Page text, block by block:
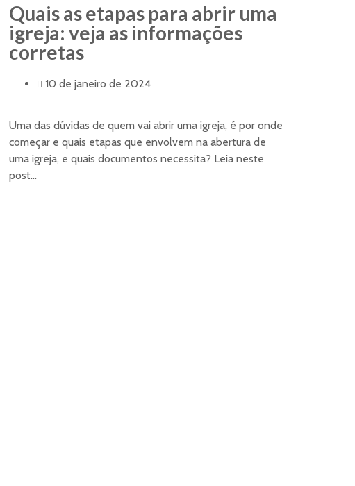
Quais as etapas para abrir uma
igreja: veja as informações
corretas
10 de janeiro de 2024
Uma das dúvidas de quem vai abrir uma igreja, é por onde
começar e quais etapas que envolvem na abertura de
uma igreja, e quais documentos necessita? Leia neste
post...